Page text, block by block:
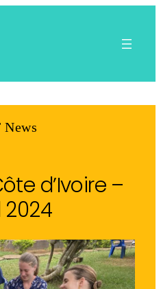
News
d’Ivoire –
2024